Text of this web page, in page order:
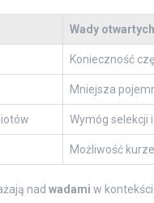
Wady
Konieczność
Mniejsza
Wymóg selekcji
Możliwość
nad wadami w